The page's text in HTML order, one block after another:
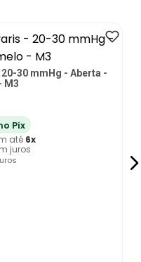
30 mmHg - Aberta -
M3
Pix
até 6x
juros